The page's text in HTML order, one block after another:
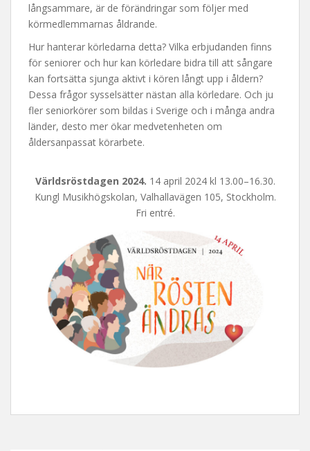
långsammare, är de förändringar som följer med
körmedlemmarnas åldrande.
Hur hanterar körledarna detta? Vilka erbjudanden finns
för seniorer och hur kan körledare bidra till att sångare
kan fortsätta sjunga aktivt i kören långt upp i åldern?
Dessa frågor sysselsätter nästan alla körledare. Och ju
fler seniorkörer som bildas i Sverige och i många andra
länder, desto mer ökar medvetenheten om
åldersanpassat körarbete.
Världsröstdagen 2024. 14 april 2024 kl 13.00–16.30.
Kungl Musikhögskolan, Valhallavägen 105, Stockholm.
Fri entré.